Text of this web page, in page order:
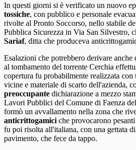
In questi giorni si è verificato un nuovo
tossiche, con pubblico e personale
rivolte al Pronto Soccorso, nello stabile
Pubblica Sicurezza in Via San Silvestro,
Sariaf, ditta che produceva
Esalazioni che potrebbero derivare anche
al tombamento del torrente Cerchia
copertura fu probabilmente realizzata con
vicine e materiale di scarto dell'azienda,
preoccupante dichiarazione a mezzo
Lavori Pubblici del Comune di Faenza
formò un avvallamento nella zona che
anticrittogamici che provocarono
fu poi risolta all'italiana, con una gettata
pavimento, che fece da tappo.